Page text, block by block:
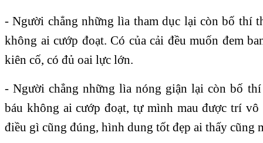
- Người chẳng những lìa tham dục lại còn bố thí
không ai cướp đoạt. Có của cải đều muốn đem
kiên cố, có đủ oai lực lớn.
- Người chẳng những lìa nóng giận lại còn bố
báu không ai cướp đoạt, tự mình mau được trí
điều gì cũng đúng, hình dung tốt đẹp ai thấy cũng